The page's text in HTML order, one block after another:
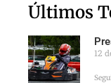
Últimos
12